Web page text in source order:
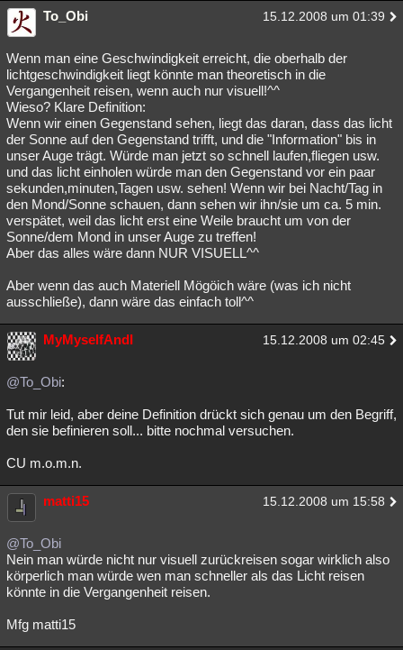
Lesenswert
To_Obi 15.12.2008 um 01:39
Wenn man eine Geschwindigkeit erreicht, die oberhalb der
lichtgeschwindigkeit liegt könnte man theoretisch in die
Vergangenheit reisen, wenn auch nur visuell!^^
Wieso? Klare Definition:
Wenn wir einen Gegenstand sehen, liegt das daran, dass das licht
der Sonne auf den Gegenstand trifft, und die "Information" bis in
unser Auge trägt. Würde man jetzt so schnell laufen,fliegen usw.
und das licht einholen würde man den Gegenstand vor ein paar
sekunden,minuten,Tagen usw. sehen! Wenn wir bei Nacht/Tag in
den Mond/Sonne schauen, dann sehen wir ihn/sie um ca. 5 min.
verspätet, weil das licht erst eine Weile braucht um von der
Sonne/dem Mond in unser Auge zu treffen!
Aber das alles wäre dann NUR VISUELL^^
Aber wenn das auch Materiell Mögöich wäre (was ich nicht
ausschließe), dann wäre das einfach toll^^
MyMyselfAndI 15.12.2008 um 02:45
@To_Obi:
Tut mir leid, aber deine Definition drückt sich genau um den Begriff,
den sie befinieren soll... bitte nochmal versuchen.
CU m.o.m.n.
matti15 15.12.2008 um 15:58
@To_Obi
Nein man würde nicht nur visuell zurückreisen sogar wirklich also
körperlich man würde wen man schneller als das Licht reisen
könnte in die Vergangenheit reisen.
Mfg matti15